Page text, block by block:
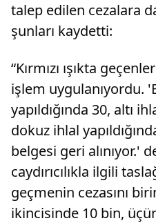
talep edilen cezalara
şunları kaydetti:
“Kırmızı ışıkta
işlem uygulanıyordu.
yapıldığında 30, altı
dokuz ihlal
belgesi geri alınıyor.'
caydırıcılıkla ilgili
geçmenin cezasını
ikincisinde 10 bin,